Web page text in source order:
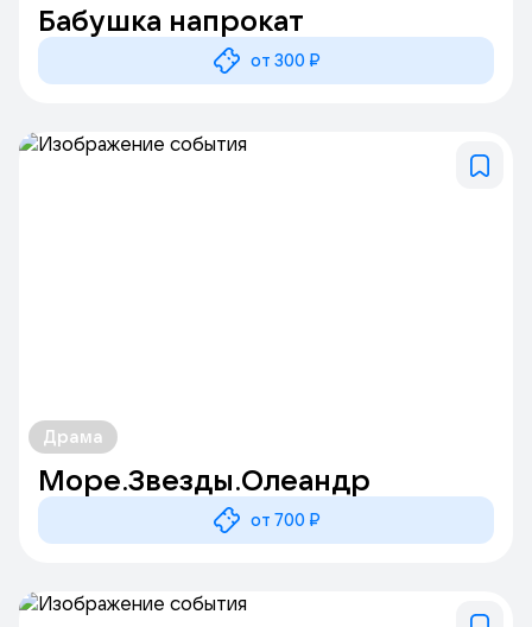
Бабушка напрокат
от 300 ₽
Драма
Море.Звезды.Олеандр
от 700 ₽